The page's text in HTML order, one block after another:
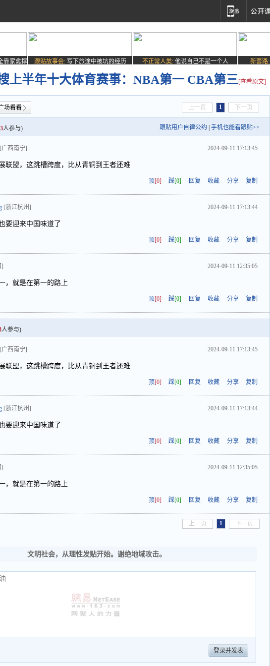
靠家禽撑
跟贴故事会: 写下旅途中被坑的经历 不正常人类: 他说自己不是一个人 新套路:
上半年十大体育赛事：NBA第一 CBA第三[查看原文]
场看看 上一页 1 下一页
3人参与) 跟贴用户自律公约 手机也能看跟贴>>
[广西南宁] 2024-09-11 17:13:45
联盟，这跳槽跨度，比从青铜到王者还难
顶[0] 踩[0] 回复 收藏 分享 复制
[浙江杭州] 2024-09-11 17:13:44
要迎来中国味道了
顶[0] 踩[0] 回复 收藏 分享 复制
] 2024-09-11 12:35:05
，就是在第一的路上
顶[0] 踩[0] 回复 收藏 分享 复制
人参与)
[广西南宁] 2024-09-11 17:13:45
联盟，这跳槽跨度，比从青铜到王者还难
顶[0] 踩[0] 回复 收藏 分享 复制
[浙江杭州] 2024-09-11 17:13:44
要迎来中国味道了
顶[0] 踩[0] 回复 收藏 分享 复制
] 2024-09-11 12:35:05
，就是在第一的路上
顶[0] 踩[0] 回复 收藏 分享 复制
上一页 1 下一页
文明社会，从理性发贴开始。谢绝地域攻击。
登录并发表